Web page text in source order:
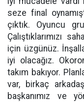
seze final
çıktık. Oyuncu
Çalıştıklarımızı
için üzgünüz.
iyi olacağız.
takım bakıyor.
var, birkaç
başkanımız ve